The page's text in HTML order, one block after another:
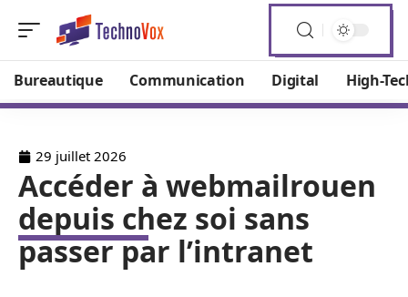
Bureautique Communication Digital High-
29 juillet 2026
Accéder à webmailrouen
depuis chez soi sans
passer par l’intranet